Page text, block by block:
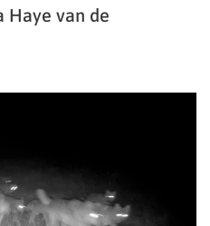
Haye van de